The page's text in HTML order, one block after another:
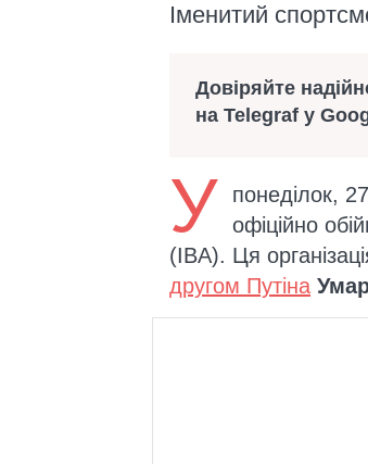
Іменитий
Довіряйте
на Telegraf у
У понеділок,
офіційно
(IBA). Ця
другом Путіна